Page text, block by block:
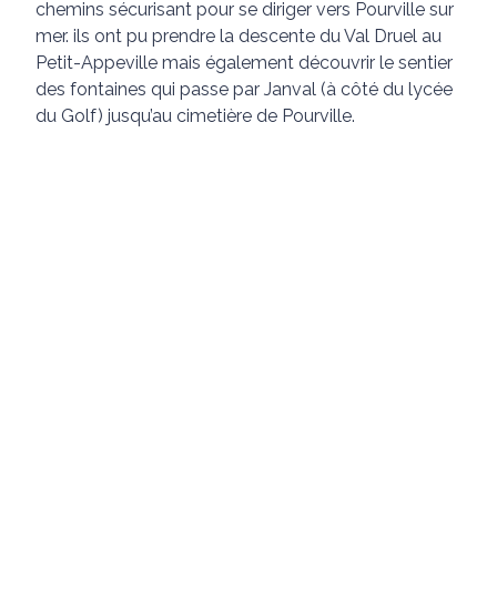
chemins sécurisant pour se diriger vers Pourville sur
mer. ils ont pu prendre la descente du Val Druel au
Petit-Appeville mais également découvrir le sentier
des fontaines qui passe par Janval (à côté du lycée
du Golf) jusqu’au cimetière de Pourville.